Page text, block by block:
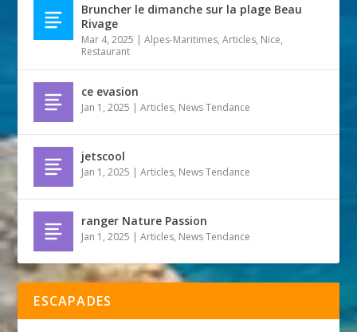
Bruncher le dimanche sur la plage Beau
Rivage
Mar 4, 2025 |Alpes-Maritimes,Articles, Nice,
Restaurant
ce evasion
Jan 1, 2025 |Articles, News Tendance
jetscool
Jan 1, 2025 |Articles, News Tendance
ranger Nature Passion
Jan 1, 2025 |Articles, News Tendance
ESCAPADES